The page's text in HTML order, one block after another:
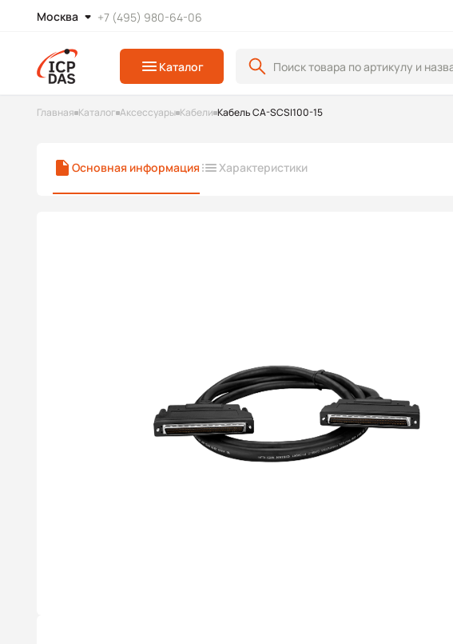
Москва +7 (495) 980-64-06
Каталог
Главная Каталог Аксессуары Кабели Кабель CA-SCSI100-15
Основная информация Характеристики